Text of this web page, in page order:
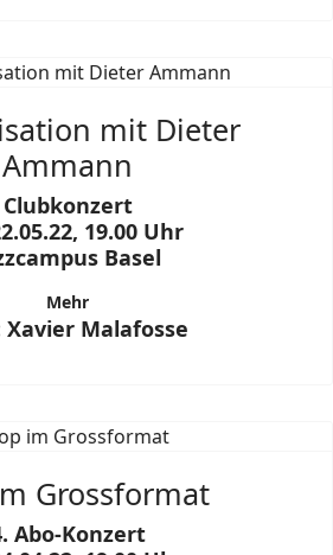
mit Dieter
Ammann
Clubkonzert
19.00 Uhr
Basel
Mehr
Xavier Malafosse
Grossformat
Abo-Konzert